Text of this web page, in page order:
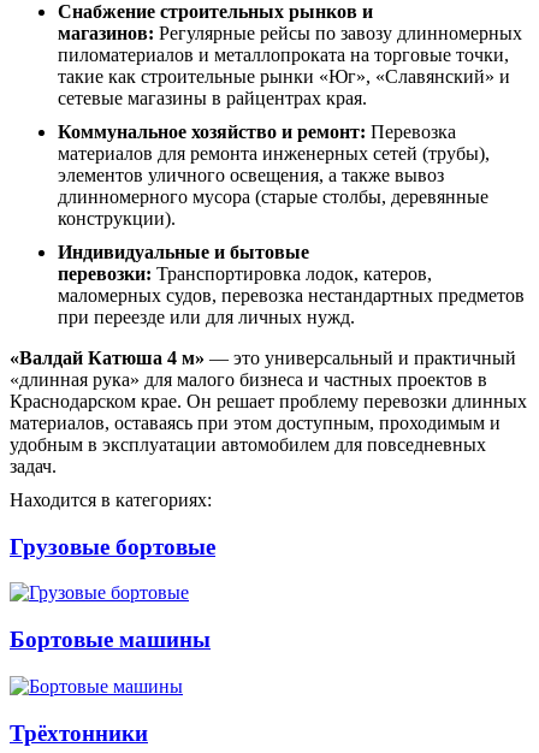
Снабжение строительных рынков и
магазинов: Регулярные рейсы по завозу длинномерных
пиломатериалов и металлопроката на торговые точки,
такие как строительные рынки «Юг», «Славянский» и
сетевые магазины в райцентрах края.
Коммунальное хозяйство и ремонт: Перевозка
материалов для ремонта инженерных сетей (трубы),
элементов уличного освещения, а также вывоз
длинномерного мусора (старые столбы, деревянные
конструкции).
Индивидуальные и бытовые
перевозки: Транспортировка лодок, катеров,
маломерных судов, перевозка нестандартных предметов
при переезде или для личных нужд.
«Валдай Катюша 4 м» — это универсальный и практичный
«длинная рука» для малого бизнеса и частных проектов в
Краснодарском крае. Он решает проблему перевозки длинных
материалов, оставаясь при этом доступным, проходимым и
удобным в эксплуатации автомобилем для повседневных
задач.
Находится в категориях:
Грузовые бортовые
Бортовые машины
Трёхтонники